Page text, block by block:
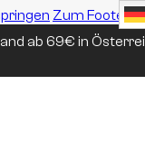
Zum Footer
ab 69€ in